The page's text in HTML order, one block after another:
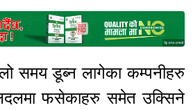
Sponsored
समय डूब्न लागेका कम्पनीहरु
फसेकाहरु समेत उक्सिने